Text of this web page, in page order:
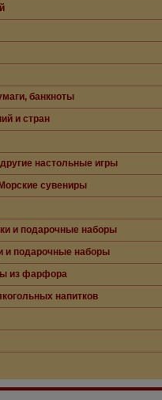
банкноты
и стран
настольные игры
сувениры
и подарочные наборы
и подарочные наборы
из фарфора
напитков